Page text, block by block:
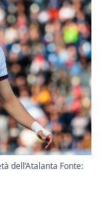
dell’Atalanta Fonte: